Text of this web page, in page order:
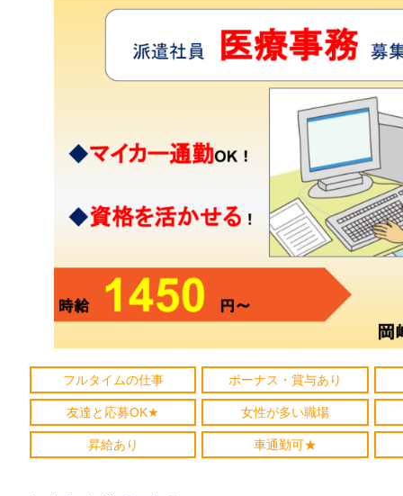
フルタイムの仕事 ボーナス・賞与あり
友達と応募OK★ 女性が多い職場
昇給あり 車通勤可★